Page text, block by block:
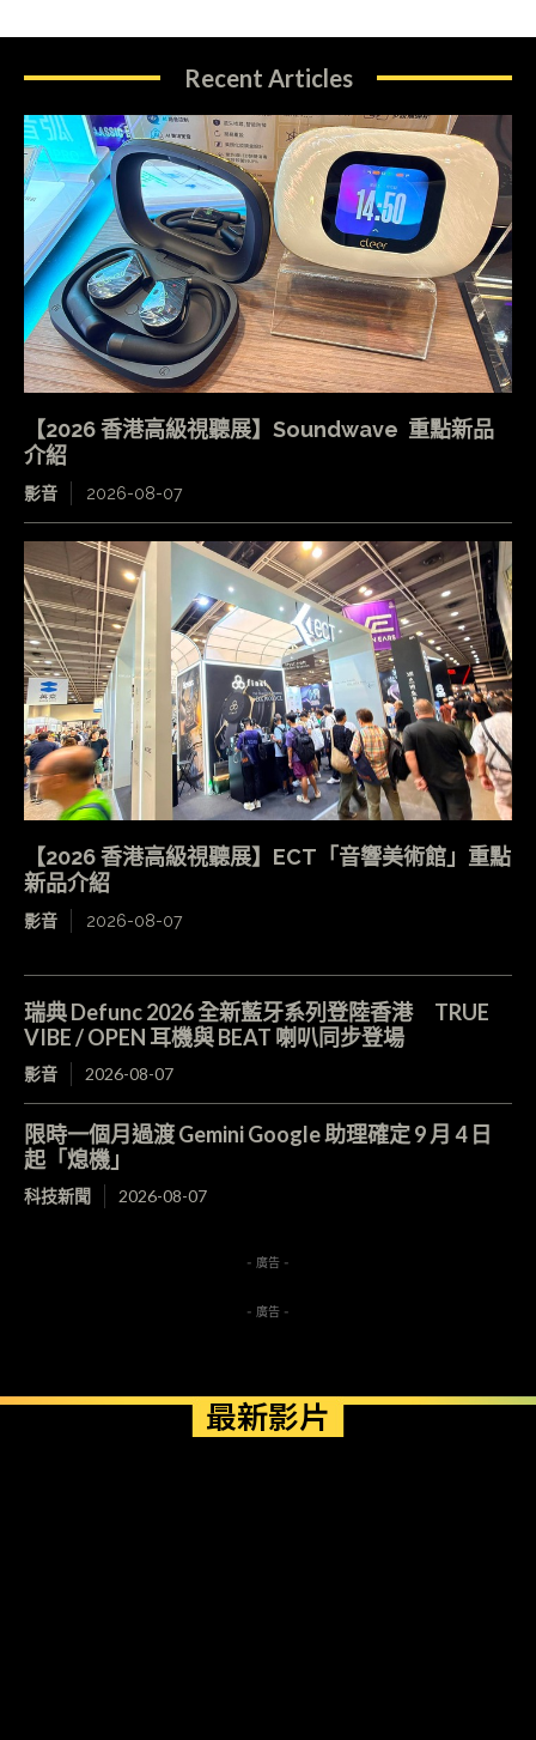
Recent Articles
【2026 香港高級視聽展】Soundwave 重點新品
介紹
影音 2026-08-07
【2026 香港高級視聽展】ECT「音響美術館」重點
新品介紹
影音 2026-08-07
瑞典 Defunc 2026 全新藍牙系列登陸香港 TRUE
VIBE / OPEN 耳機與 BEAT 喇叭同步登場
影音 2026-08-07
限時一個月過渡 Gemini Google 助理確定 9 月 4 日
起「熄機」
科技新聞 2026-08-07
- 廣告 -
- 廣告 -
最新影片